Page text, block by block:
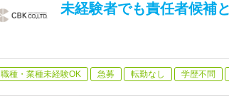
未経験者でも責任者候補
職種・業種未経験OK 急募 転勤なし 学歴不問